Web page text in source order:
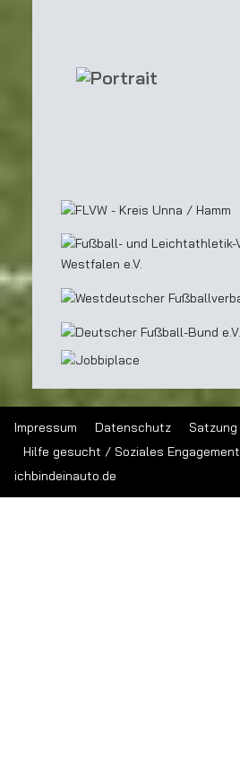
Impressum Datenschutz
Satzung
Hilfe gesucht / Soziales Engagement
ichbindeinauto.de